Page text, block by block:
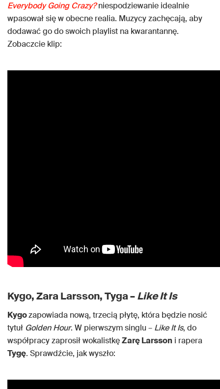
Everybody Going Crazy?niespodziewanie idealnie
wpasował się w obecne realia. Muzycy zachęcają, aby
dodawać go do swoich playlist na kwarantannę.
Zobaczcie klip:
Kygo, Zara Larsson, Tyga –Like It Is
Kygozapowiada nową, trzecią płytę, która będzie nosić
tytuł Golden Hour. W pierwszym singlu – Like It Is, do
współpracy zaprosił wokalistkęZarę Larsson i rapera
Tygę. Sprawdźcie, jak wyszło: